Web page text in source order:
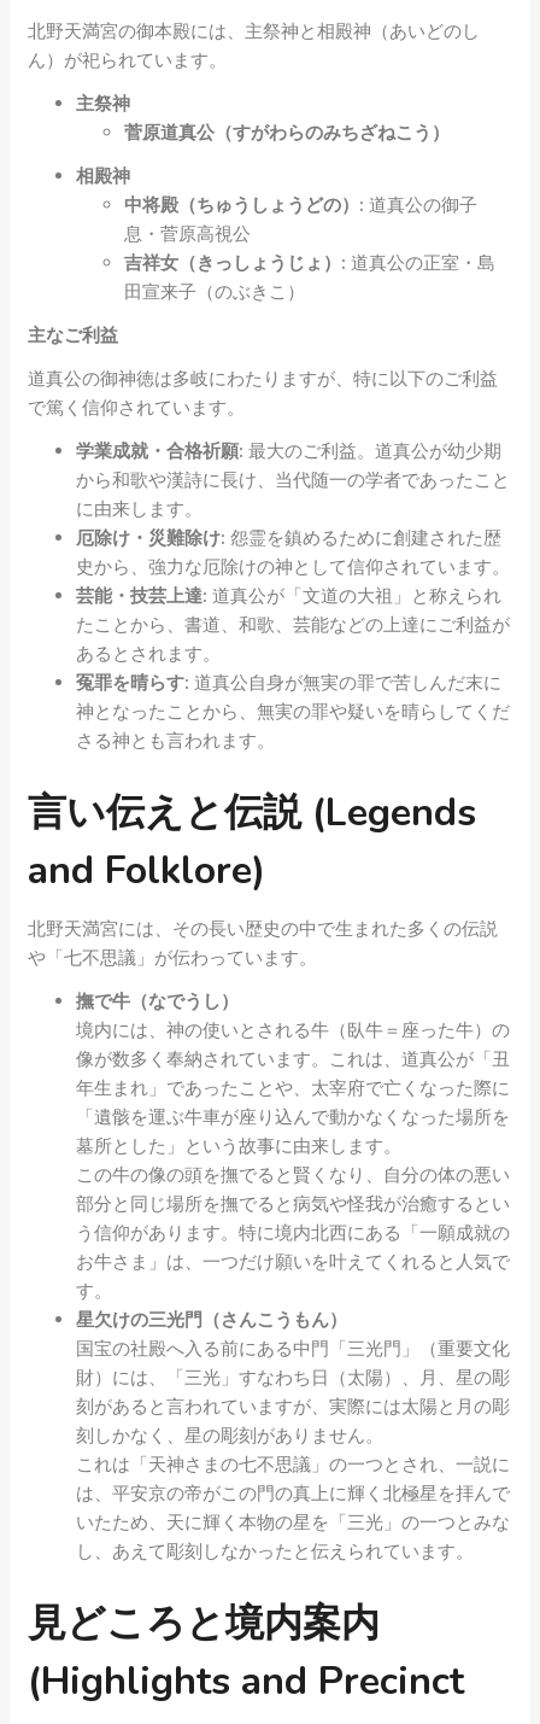
北野天満宮の御本殿には、主祭神と相殿神（あいどのし
ん）が祀られています。
主祭神
菅原道真公（すがわらのみちざねこう）
相殿神
中将殿（ちゅうしょうどの）: 道真公の御子
息・菅原高視公
吉祥女（きっしょうじょ）: 道真公の正室・島
田宣来子（のぶきこ）
主なご利益
道真公の御神徳は多岐にわたりますが、特に以下のご利益
で篤く信仰されています。
学業成就・合格祈願: 最大のご利益。道真公が幼少期
から和歌や漢詩に長け、当代随一の学者であったこと
に由来します。
厄除け・災難除け: 怨霊を鎮めるために創建された歴
史から、強力な厄除けの神として信仰されています。
芸能・技芸上達: 道真公が「文道の大祖」と称えられ
たことから、書道、和歌、芸能などの上達にご利益が
あるとされます。
冤罪を晴らす: 道真公自身が無実の罪で苦しんだ末に
神となったことから、無実の罪や疑いを晴らしてくだ
さる神とも言われます。
言い伝えと伝説 (Legends
and Folklore)
北野天満宮には、その長い歴史の中で生まれた多くの伝説
や「七不思議」が伝わっています。
撫で牛（なでうし）
境内には、神の使いとされる牛（臥牛＝座った牛）の
像が数多く奉納されています。これは、道真公が「丑
年生まれ」であったことや、太宰府で亡くなった際に
「遺骸を運ぶ牛車が座り込んで動かなくなった場所を
墓所とした」という故事に由来します。
この牛の像の頭を撫でると賢くなり、自分の体の悪い
部分と同じ場所を撫でると病気や怪我が治癒するとい
う信仰があります。特に境内北西にある「一願成就の
お牛さま」は、一つだけ願いを叶えてくれると人気で
す。
星欠けの三光門（さんこうもん）
国宝の社殿へ入る前にある中門「三光門」（重要文化
財）には、「三光」すなわち日（太陽）、月、星の彫
刻があると言われていますが、実際には太陽と月の彫
刻しかなく、星の彫刻がありません。
これは「天神さまの七不思議」の一つとされ、一説に
は、平安京の帝がこの門の真上に輝く北極星を拝んで
いたため、天に輝く本物の星を「三光」の一つとみな
し、あえて彫刻しなかったと伝えられています。
見どころと境内案内
(Highlights and Precinct